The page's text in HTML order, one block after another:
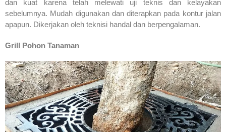
dan kuat karena telah melewati uji teknis dan kelayakan
sebelumnya. Mudah digunakan dan diterapkan pada kontur jalan
apapun. Dikerjakan oleh teknisi handal dan berpengalaman.
Grill Pohon Tanaman